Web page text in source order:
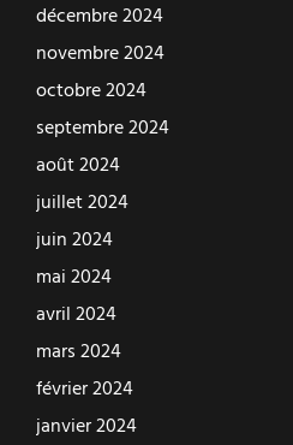
décembre 2024
novembre 2024
octobre 2024
septembre 2024
août 2024
juillet 2024
juin 2024
mai 2024
avril 2024
mars 2024
février 2024
janvier 2024